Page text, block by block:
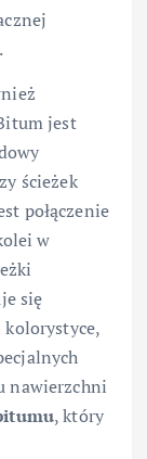
jest
ścieżek
połączenie
w
się
nawierzchni
, który